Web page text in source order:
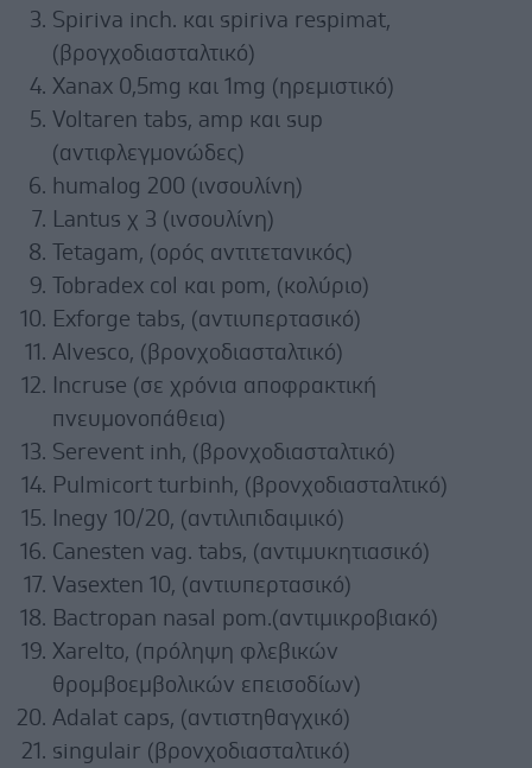
Spiriva inch. και spiriva respimat,
(βρογχοδιασταλτικό)
Xanax 0,5mg και 1mg (ηρεμιστικό)
Voltaren tabs, amp και sup
(αντιφλεγμονώδες)
humalog 200 (ινσουλίνη)
Lantus χ 3 (ινσουλίνη)
Tetagam, (ορός αντιτετανικός)
Tobradex col και pom, (κολύριο)
Exforge tabs, (αντιυπερτασικό)
Alvesco, (βρονχοδιασταλτικό)
Incruse (σε χρόνια αποφρακτική
πνευμονοπάθεια)
Serevent inh, (βρονχοδιασταλτικό)
Pulmicort turbinh, (βρονχοδιασταλτικό)
Inegy 10/20, (αντιλιπιδαιμικό)
Canesten vag. tabs, (αντιμυκητιασικό)
Vasexten 10, (αντιυπερτασικό)
Bactropan nasal pom.(αντιμικροβιακό)
Xarelto, (πρόληψη φλεβικών
θρομβοεμβολικών επεισοδίων)
Adalat caps, (αντιστηθαγχικό)
singulair (βρονχοδιασταλτικό)